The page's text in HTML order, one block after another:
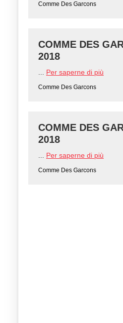
Comme Des Garcons
COMME DES
2018
Per saperne di più
Comme Des Garcons
COMME DES
2018
Per saperne di più
Comme Des Garcons